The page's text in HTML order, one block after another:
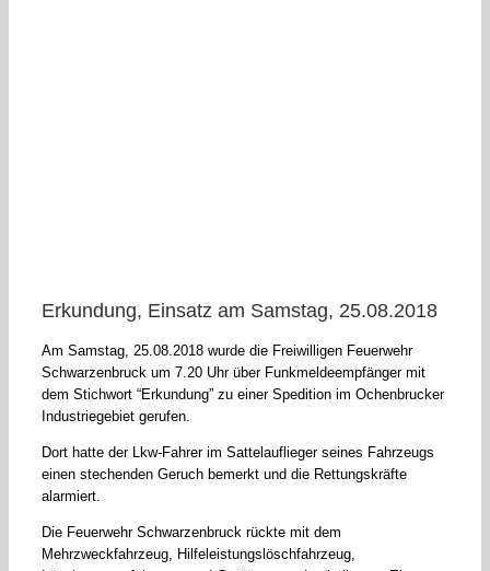
Erkundung, Einsatz am Samstag, 25.08.2018
Am Samstag, 25.08.2018 wurde die Freiwilligen Feuerwehr
Schwarzenbruck um 7.20 Uhr über Funkmeldeempfänger mit
dem Stichwort “Erkundung” zu einer Spedition im Ochenbrucker
Industriegebiet gerufen.
Dort hatte der Lkw-Fahrer im Sattelauflieger seines Fahrzeugs
einen stechenden Geruch bemerkt und die Rettungskräfte
alarmiert.
Die Feuerwehr Schwarzenbruck rückte mit dem
Mehrzweckfahrzeug, Hilfeleistungslöschfahrzeug,